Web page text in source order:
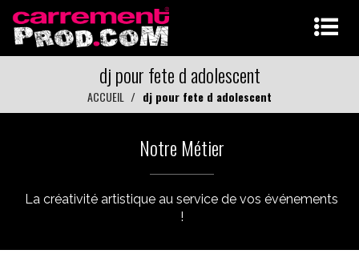
dj pour fete d adolescent
ACCUEIL dj pour fete d adolescent
Notre Métier
La créativité artistique au service de vos événements
!